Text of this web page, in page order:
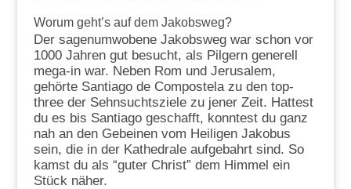
Worum geht’s auf dem Jakobsweg?
Der sagenumwobene Jakobsweg war schon vor
1000 Jahren gut besucht, als Pilgern generell
mega-in war. Neben Rom und Jerusalem,
gehörte Santiago de Compostela zu den top-
three der Sehnsuchtsziele zu jener Zeit. Hattest
du es bis Santiago geschafft, konntest du ganz
nah an den Gebeinen vom Heiligen Jakobus
sein, die in der Kathedrale aufgebahrt sind. So
kamst du als “guter Christ” dem Himmel ein
Stück näher.